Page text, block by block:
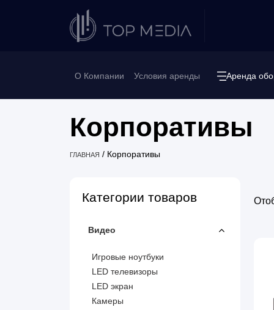
О Компании Условия аренды Аренда
Корпоративы
ГЛАВНАЯ / Корпоративы
Категории товаров
Видео
Игровые ноутбуки
LED телевизоры
LED экран
Камеры